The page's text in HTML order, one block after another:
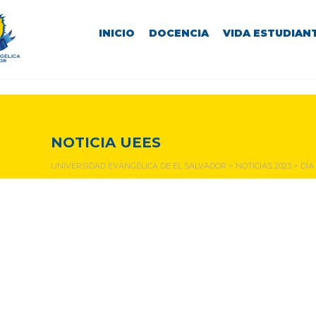
INICIO DOCENCIA VIDA
NOTICIA UEES
UNIVERSIDAD EVANGÉLICA DE EL SALVADOR > NOTICIAS 2023 >